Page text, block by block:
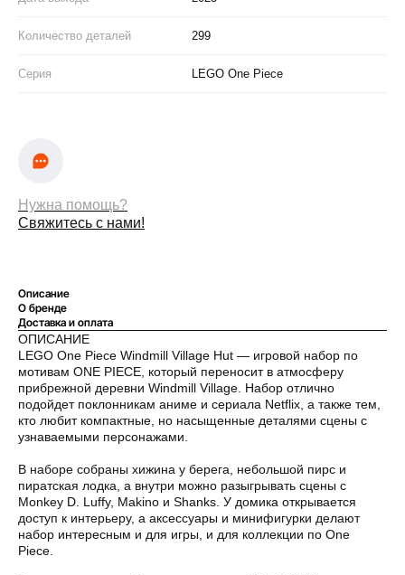
Количество деталей 299
Серия LEGO One Piece
Нужна помощь?
Свяжитесь с нами!
Описание
О бренде
Доставка и оплата
ОПИСАНИЕ
LEGO One Piece Windmill Village Hut — игровой набор по
мотивам ONE PIECE, который переносит в атмосферу
прибрежной деревни Windmill Village. Набор отлично
подойдет поклонникам аниме и сериала Netflix, а также тем,
кто любит компактные, но насыщенные деталями сцены с
узнаваемыми персонажами.
В наборе собраны хижина у берега, небольшой пирс и
пиратская лодка, а внутри можно разыгрывать сцены с
Monkey D. Luffy, Makino и Shanks. У домика открывается
доступ к интерьеру, а аксессуары и минифигурки делают
набор интересным и для игры, и для коллекции по One
Piece.
Оплатите сегодня 25% стоимости покупки
картой любого банка, остальное — тремя
платежами раз в две недели.
сегодня
25%
2 недели
25%
4 недели
25%
6 недель
25%